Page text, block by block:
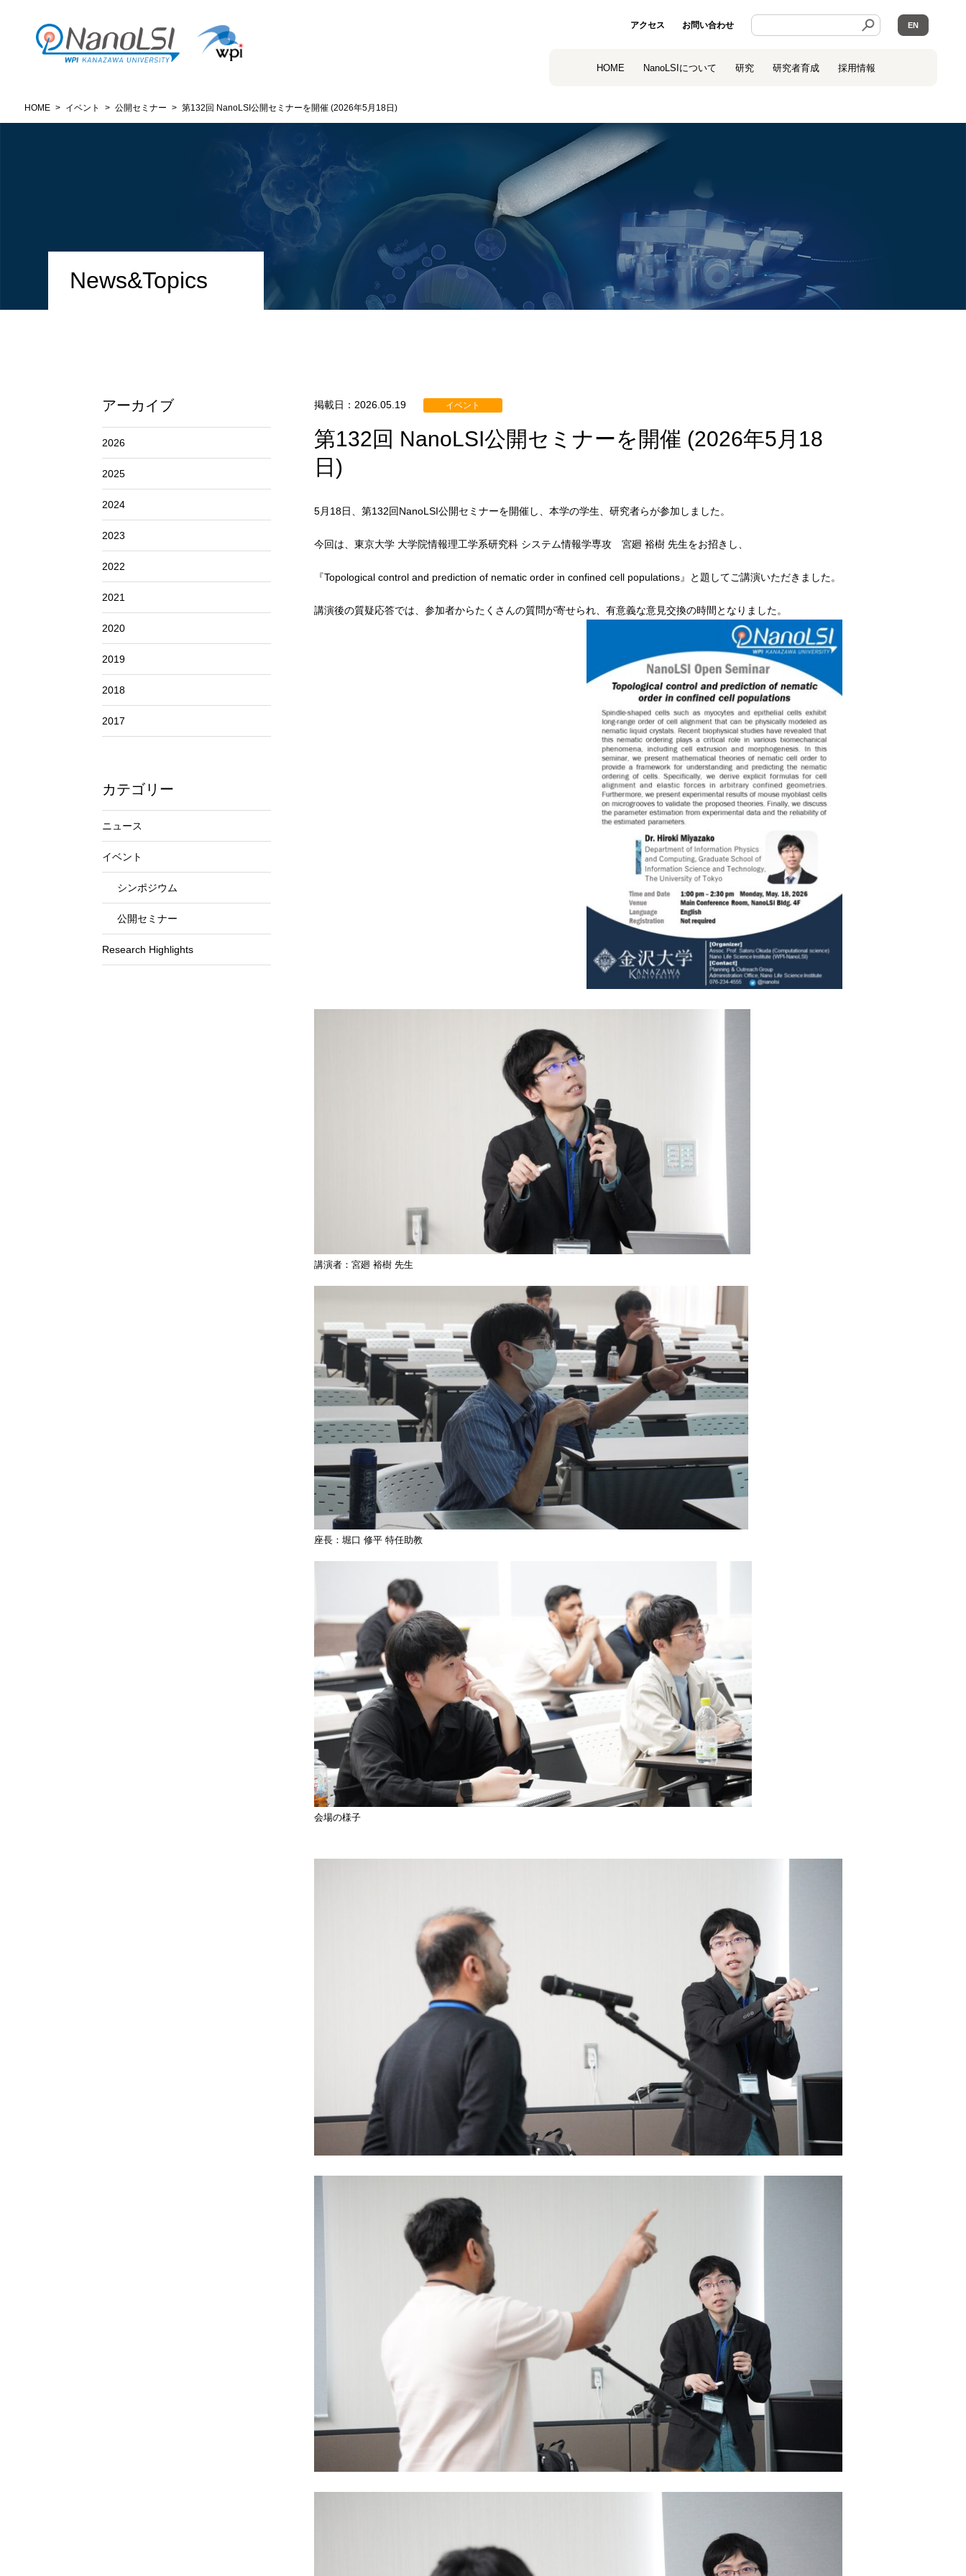
アクセス お問い合わせ EN
HOME NanoLSIについて 研究 研究者育成 採用情報
HOME > イベント > 公開セミナー > 第132回 NanoLSI公開セミナーを開催 (2026年5月18日)
News&Topics
アーカイブ
2026
2025
2024
2023
2022
2021
2020
2019
2018
2017
カテゴリー
ニュース
イベント
シンポジウム
公開セミナー
Research Highlights
掲載日：2026.05.19 イベント
第132回 NanoLSI公開セミナーを開催 (2026年5月18
日)
5月18日、第132回NanoLSI公開セミナーを開催し、本学の学生、研究者らが参加しました。
今回は、東京大学 大学院情報理工学系研究科 システム情報学専攻 宮廻 裕樹 先生をお招きし、
『Topological control and prediction of nematic order in confined cell populations』と題してご講演いただきました。
講演後の質疑応答では、参加者からたくさんの質問が寄せられ、有意義な意見交換の時間となりました。
講演者：宮廻 裕樹 先生
座長：堀口 修平 特任助教
会場の様子